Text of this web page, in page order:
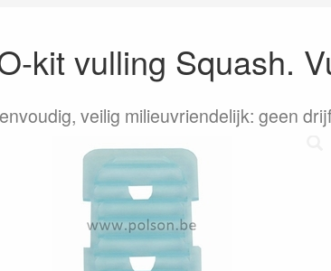
kit vulling Squash.
veilig milieuvriendelijk: geen